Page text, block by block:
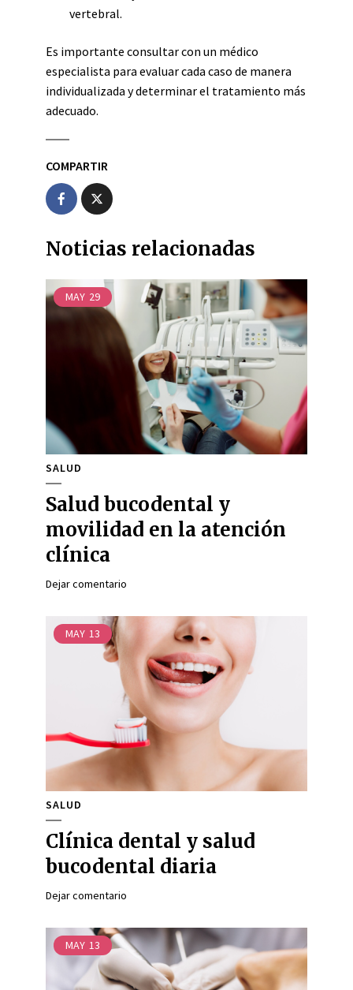
vertebral.
Es importante consultar con un médico
especialista para evaluar cada caso de manera
individualizada y determinar el tratamiento más
adecuado.
COMPARTIR
Noticias relacionadas
MAY 29
SALUD
Salud bucodental y
movilidad en la atención
clínica
Dejar comentario
MAY 13
SALUD
Clínica dental y salud
bucodental diaria
Dejar comentario
MAY 13